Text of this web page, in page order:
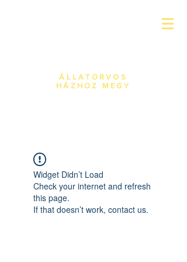
ÁLLATORVOS
HÁZHOZ MEGY
Widget Didn’t Load
Check your internet and refresh
this page.
If that doesn’t work, contact us.